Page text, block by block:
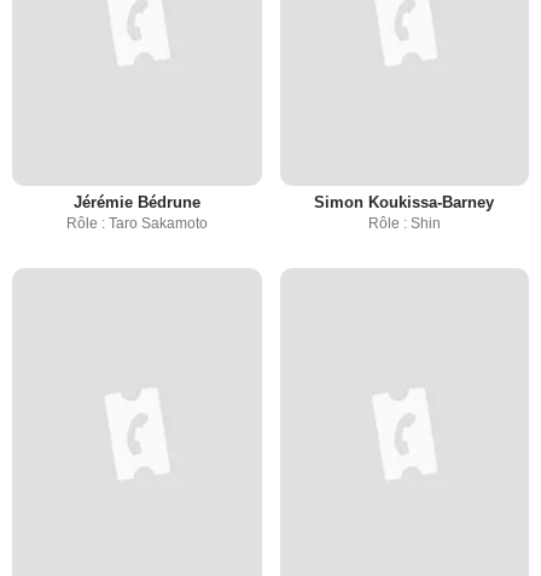
Jérémie Bédrune
Rôle : Taro Sakamoto
Simon Koukissa-Barney
Rôle : Shin